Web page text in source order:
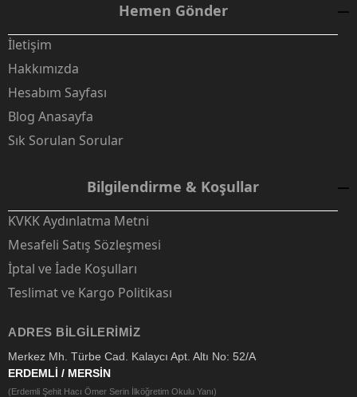
Hemen Gönder
İletişim
Hakkımızda
Hesabım Sayfası
Blog Anasayfa
Sık Sorulan Sorular
Bilgilendirme & Koşullar
KVKK Aydınlatma Metni
Mesafeli Satış Sözleşmesi
İptal ve İade Koşulları
Teslimat ve Kargo Politikası
ADRES BILGILERIMIZ
Merkez Mh. Türbe Cad. Kalaycı Apt. Altı No: 52/A
ERDEMLİ / MERSİN
(Erdemli Şehit Hacı Ömer Serin İlköğretim Okulu Yanı)